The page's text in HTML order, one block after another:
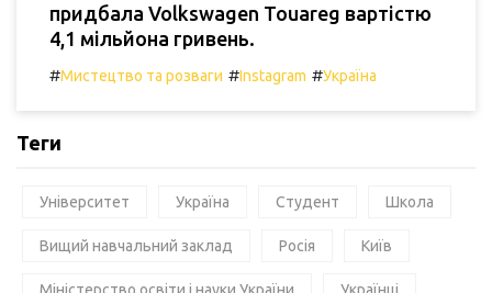
придбала Volkswagen Touareg вартістю
4,1 мільйона гривень.
#Мистецтво та розваги #Instagram #Україна
Теги
Університет Україна Студент Школа
Вищий навчальний заклад Росія Київ
Міністерство освіти і науки України Українці